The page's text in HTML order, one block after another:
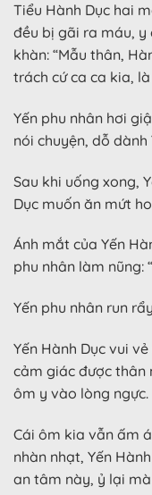
Tiểu Hành Dục hai
đều bị gãi ra máu,
khàn: “Mẫu thân,
trách cứ ca ca kia,
Yến phu nhân hơi
nói chuyện, dỗ dành
Sau khi uống xong,
Dục muốn ăn mứt
Ánh mắt của Yến
phu nhân làm nũng:
Yến phu nhân run
Yến Hành Dục vui
cảm giác được thân
ôm y vào lòng ngực.
Cái ôm kia vẫn ấm
nhàn nhạt, Yến
an tâm này, ỷ lại